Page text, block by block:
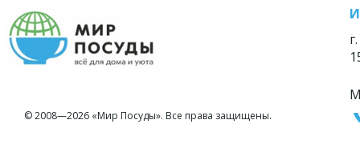
© 2008—2026 «Мир Посуды». Все права защищены.